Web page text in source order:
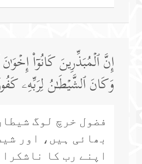
إِنَّ ٱلۡمُبَذِّرِینَ كَانُوۤا۟ إِخۡوَ
وَكَانَ ٱلشَّیۡطَـٰنُ لِرَبِّهِۦ
فضول خرچ لوگ
بھائی ہیں، اور
اپنے رب کا